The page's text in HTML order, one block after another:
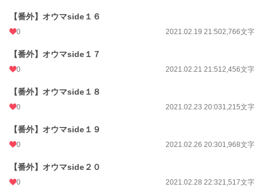
【番外】オウマside１６
0 2021.02.19 21:502,766文字
【番外】オウマside１７
0 2021.02.21 21:512,456文字
【番外】オウマside１８
0 2021.02.23 20:031,215文字
【番外】オウマside１９
0 2021.02.26 20:301,968文字
【番外】オウマside２０
0 2021.02.28 22:321,517文字